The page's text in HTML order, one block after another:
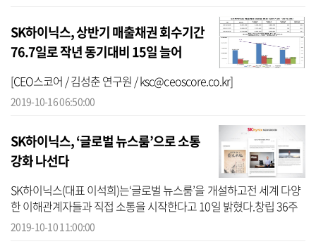
SK하이닉스, 상반기 매출채권 회수기간
76.7일로 작년 동기대비 15일 늘어
[CEO스코어 / 김성춘 연구원 / ksc@ceoscore.co.kr]
2019-10-16 06:50:00
SK하이닉스, ‘글로벌 뉴스룸’으로 소통
강화 나선다
SK하이닉스(대표 이석희)는‘글로벌 뉴스룸’을 개설하고전 세계 다양
한 이해관계자들과 직접 소통을 시작한다고 10일 밝혔다.창립 36주
년을 맞은 10월 10일 오픈한 글로벌 뉴스룸은 한국어, 영어, 중국어 3
2019-10-10 11:00:00